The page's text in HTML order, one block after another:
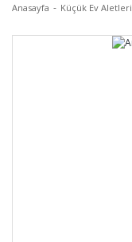
Anasayfa Küçük Ev Aletleri